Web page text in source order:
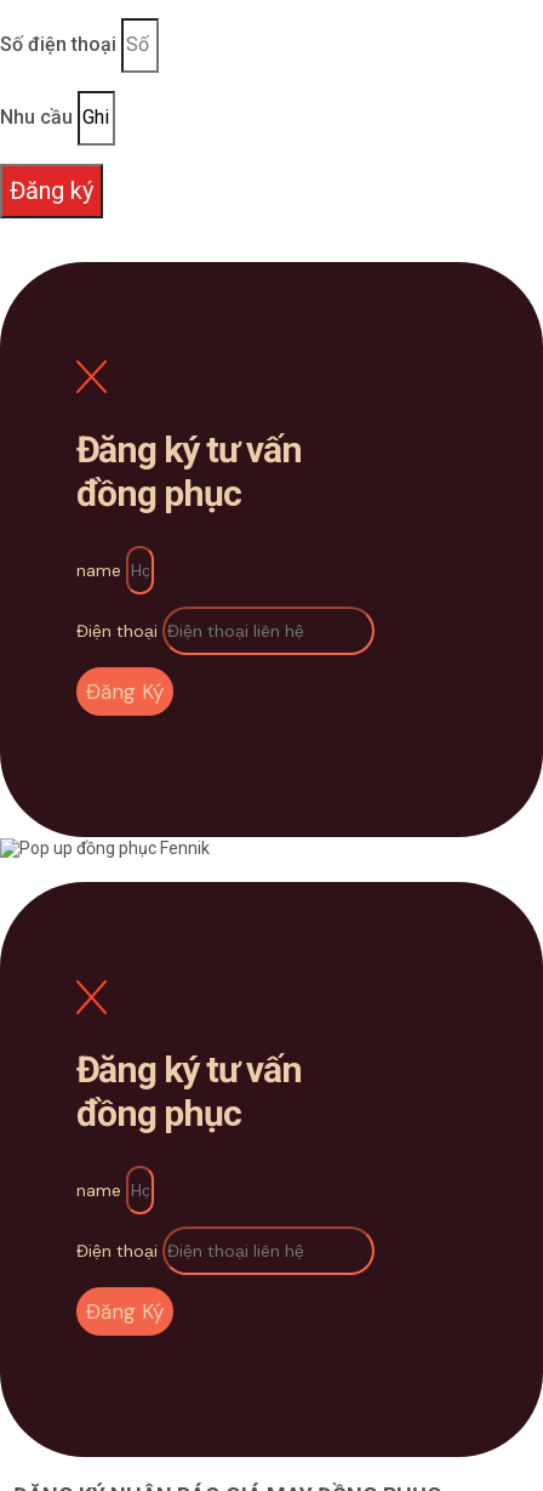
Số điện thoại
Nhu cầu
Đăng ký
Đăng ký tư vấn
đồng phục
name
Điện thoại
Đăng Ký
Đăng ký tư vấn
đồng phục
name
Điện thoại
Đăng Ký